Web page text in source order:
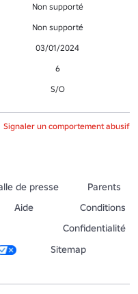
Non supporté
Non supporté
03/01/2024
6
S/O
Signaler un comportement abusif
de presse
Parents
Aide
Conditions
Confidentialité
Sitemap